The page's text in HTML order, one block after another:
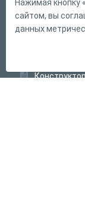
Форма
Нажимая кнопку
сайтом, вы
данных